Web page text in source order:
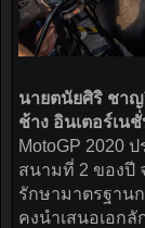
นายตนัยศิริ ชา
ช้าง อินเตอร์เน
MotoGP 2020
สนามที่ 2 ของปี
รักษามาตรฐาน
คงนำเสนอเอก